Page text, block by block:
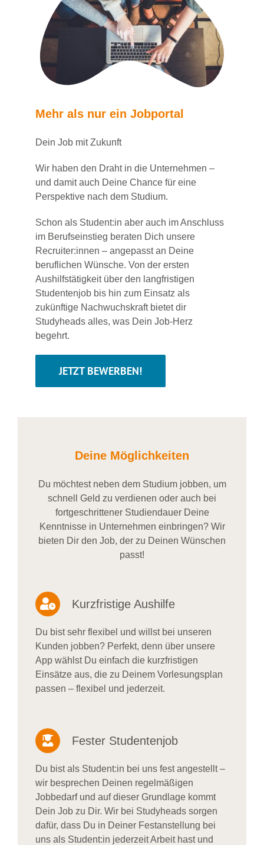
Mehr als nur ein Jobportal
Dein Job mit Zukunft
Wir haben den Draht in die Unternehmen –
und damit auch Deine Chance für eine
Perspektive nach dem Studium.
Schon als Student:in aber auch im Anschluss
im Berufseinstieg beraten Dich unsere
Recruiter:innen – angepasst an Deine
beruflichen Wünsche. Von der ersten
Aushilfstätigkeit über den langfristigen
Studentenjob bis hin zum Einsatz als
zukünftige Nachwuchskraft bietet dir
Studyheads alles, was Dein Job-Herz
begehrt.
JETZT BEWERBEN!
Deine Möglichkeiten
Du möchtest neben dem Studium jobben, um
schnell Geld zu verdienen oder auch bei
fortgeschrittener Studiendauer Deine
Kenntnisse in Unternehmen einbringen? Wir
bieten Dir den Job, der zu Deinen Wünschen
passt!
Kurzfristige Aushilfe
Du bist sehr flexibel und willst bei unseren
Kunden jobben? Perfekt, denn über unsere
App wählst Du einfach die kurzfristigen
Einsätze aus, die zu Deinem Vorlesungsplan
passen – flexibel und jederzeit.
Fester Studentenjob
Du bist als Student:in bei uns fest angestellt –
wir besprechen Deinen regelmäßigen
Jobbedarf und auf dieser Grundlage kommt
Dein Job zu Dir. Wir bei Studyheads sorgen
dafür, dass Du in Deiner Festanstellung bei
uns als Student:in jederzeit Arbeit hast und